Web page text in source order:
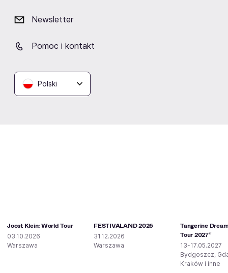
Newsletter
Pomoc i kontakt
Polski
Progresja
Podobne wydarzenia
Joost Klein: World Tour
03.10.2026
Warszawa
FESTIVALAND 2026
31.12.2026
Warszawa
Tangerine
Tour 2027”
13-17.05.2027
Bydgoszcz,
Kraków i inne